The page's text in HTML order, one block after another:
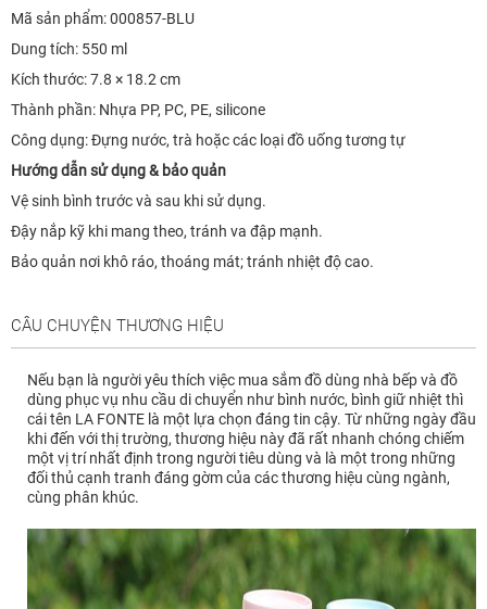
Mã sản phẩm: 000857-BLU
Dung tích: 550 ml
Kích thước: 7.8 × 18.2 cm
Thành phần: Nhựa PP, PC, PE, silicone
Công dụng: Đựng nước, trà hoặc các loại đồ uống tương tự
Hướng dẫn sử dụng & bảo quản
Vệ sinh bình trước và sau khi sử dụng.
Đậy nắp kỹ khi mang theo, tránh va đập mạnh.
Bảo quản nơi khô ráo, thoáng mát; tránh nhiệt độ cao.
CÂU CHUYỆN THƯƠNG HIỆU
Nếu bạn là người yêu thích việc mua sắm đồ dùng nhà bếp và đồ
dùng phục vụ nhu cầu di chuyển như bình nước, bình giữ nhiệt thì
cái tên LA FONTE là một lựa chọn đáng tin cậy. Từ những ngày đầu
khi đến với thị trường, thương hiệu này đã rất nhanh chóng chiếm
một vị trí nhất định trong người tiêu dùng và là một trong những
đối thủ cạnh tranh đáng gờm của các thương hiệu cùng ngành,
cùng phân khúc.